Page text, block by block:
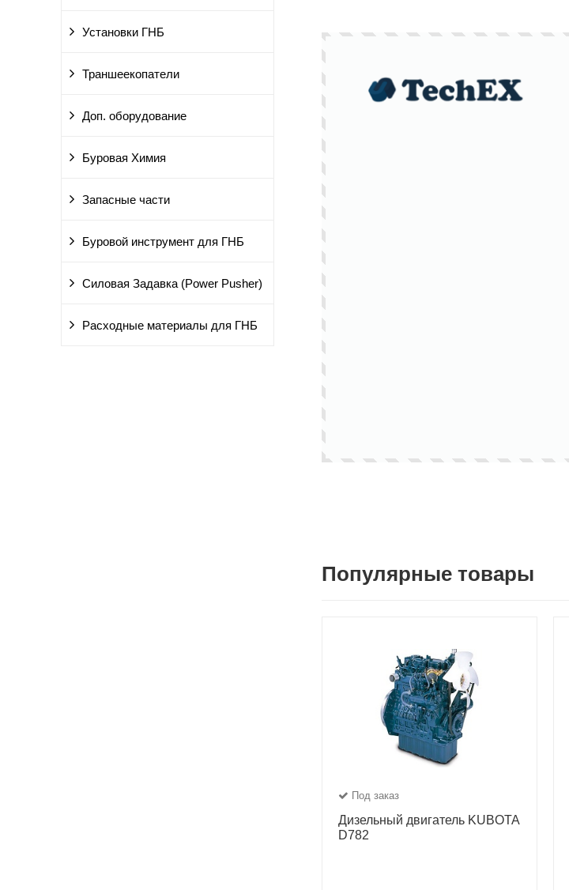
Установки ГНБ
Траншеекопатели
Доп. оборудование
Буровая Химия
Запасные части
Буровой инструмент для ГНБ
Силовая Задавка (Power Pusher)
Расходные материалы для ГНБ
Популярные товары
Под заказ
Дизельный двигатель KUBOTA
D782